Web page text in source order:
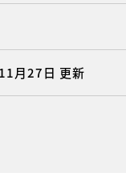
月27日 更新